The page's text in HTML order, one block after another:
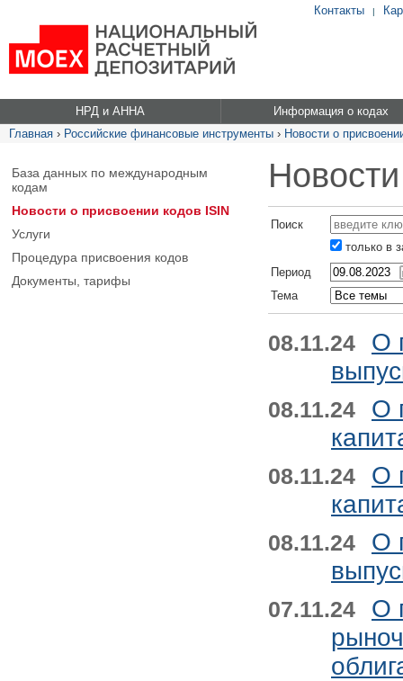
Контакты |
НРД и АННА
Информация о кодах
Главная › Российские финансовые инструменты › Новости о
База данных по международным
кодам
Новости о присвоении кодов ISIN
Услуги
Процедура присвоения кодов
Документы, тарифы
Поиск
только в
Период
Тема
08.11.24
О
08.11.24
О
08.11.24
О
08.11.24
О
07.11.24
О